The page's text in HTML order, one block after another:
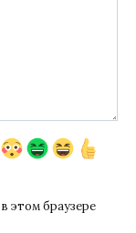
этом браузере